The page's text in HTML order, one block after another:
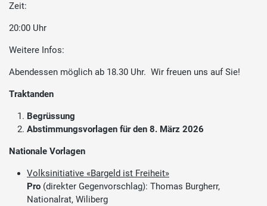
Zeit:
20:00 Uhr
Weitere Infos:
Abendessen möglich ab 18.30 Uhr. Wir freuen uns auf Sie!
Traktanden
Begrüssung
Abstimmungsvorlagen für den 8. März 2026
Nationale Vorlagen
Volksinitiative «Bargeld ist Freiheit»
Pro (direkter Gegenvorschlag): Thomas Burgherr,
Nationalrat, Wiliberg